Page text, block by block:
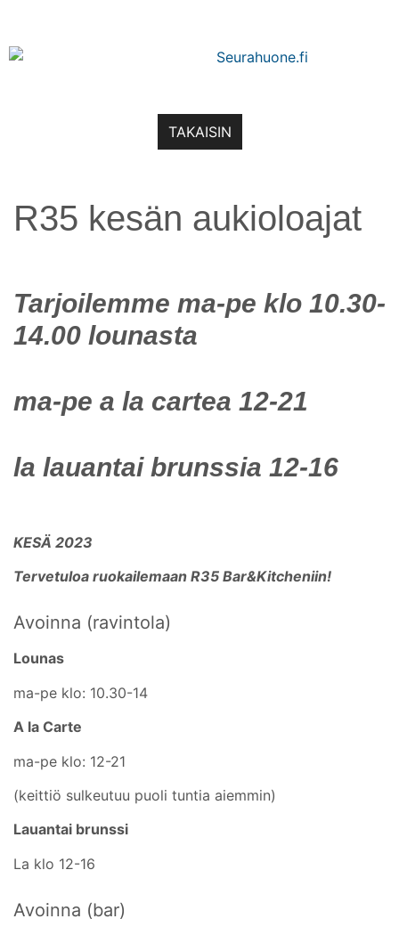
TAKAISIN
R35 kesän aukioloajat
Tarjoilemme ma-pe klo 10.30-
14.00 lounasta
ma-pe a la cartea 12-21
la lauantai brunssia 12-16
KESÄ 2023
Tervetuloa ruokailemaan R35 Bar&Kitcheniin!
Avoinna (ravintola)
Lounas
ma-pe klo: 10.30-14
A la Carte
ma-pe klo: 12-21
(keittiö sulkeutuu puoli tuntia aiemmin)
Lauantai brunssi
La klo 12-16
Avoinna (bar)